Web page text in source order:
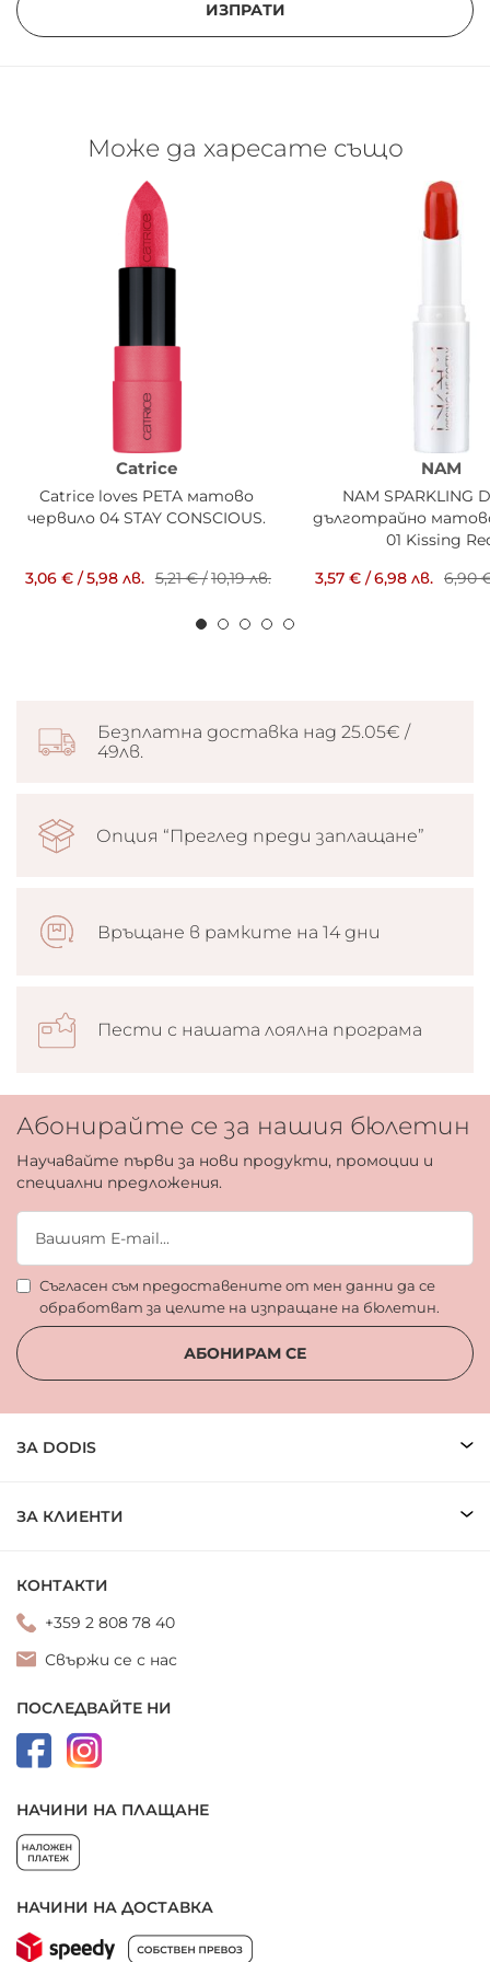
ИЗПРАТИ
Може да харесате също
Catrice
Catrice loves PETA матово
червило 04 STAY CONSCIOUS.
3,06 €/5,98 лв. 5,21 €/10,19 лв.
NAM
NAM SPARKLING
дълготрайно
01 Kissing
3,57 € /6,98 лв. 6,90
Безплатна доставка над 25.05€ /
49лв.
Опция “Преглед преди заплащане”
Връщане в рамките на 14 дни
Пести с нашата лоялна програма
Абонирайте се за нашия бюлетин
Научавайте първи за нови продукти, промоции и
специални предложения.
Съгласен съм предоставените от мен данни да се
обработват за целите на изпращане на бюлетин.
АБОНИРАМ СЕ
ЗА DODIS
ЗА КЛИЕНТИ
КОНТАКТИ
+359 2 808 78 40
Свържи се с нас
ПОСЛЕДВАЙТЕ НИ
НАЧИНИ НА ПЛАЩАНЕ
НАЧИНИ НА ДОСТАВКА